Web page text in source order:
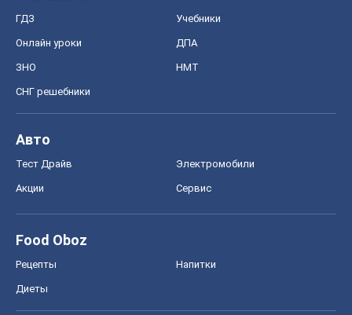
ГДЗ Учебники
Онлайн уроки ДПА
ЗНО НМТ
СНГ решебники
Авто
Тест Драйв Электромобили
Акции Сервис
Food Oboz
Рецепты Напитки
Диеты